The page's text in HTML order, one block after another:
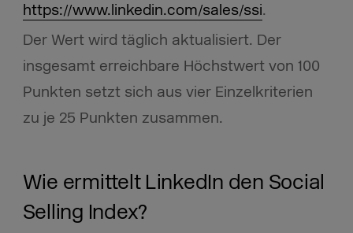
https://www.linkedin.com/sales/ssi.
Der Wert wird täglich aktualisiert. Der
insgesamt erreichbare Höchstwert von 100
Punkten setzt sich aus vier Einzelkriterien
zu je 25 Punkten zusammen.
Wie ermittelt LinkedIn den Social
Selling Index?